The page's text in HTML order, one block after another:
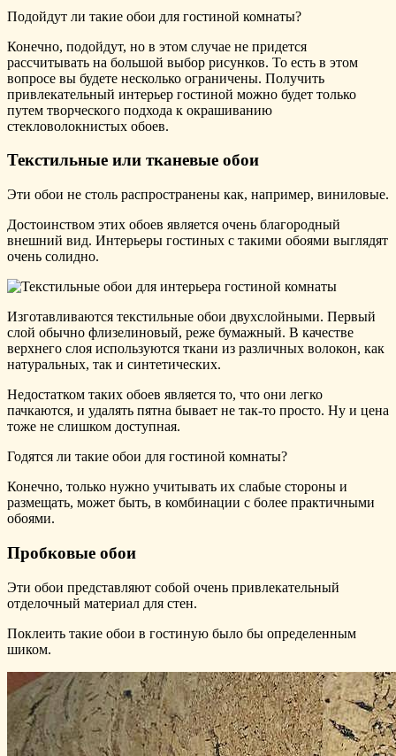
Подойдут ли такие обои для гостиной комнаты?
Конечно, подойдут, но в этом случае не придется
рассчитывать на большой выбор рисунков. То есть в этом
вопросе вы будете несколько ограничены. Получить
привлекательный интерьер гостиной можно будет только
путем творческого подхода к окрашиванию
стекловолокнистых обоев.
Текстильные или тканевые обои
Эти обои не столь распространены как, например, виниловые.
Достоинством этих обоев является очень благородный
внешний вид. Интерьеры гостиных с такими обоями выглядят
очень солидно.
Изготавливаются текстильные обои двухслойными. Первый
слой обычно флизелиновый, реже бумажный. В качестве
верхнего слоя используются ткани из различных волокон, как
натуральных, так и синтетических.
Недостатком таких обоев является то, что они легко
пачкаются, и удалять пятна бывает не так-то просто. Ну и цена
тоже не слишком доступная.
Годятся ли такие обои для гостиной комнаты?
Конечно, только нужно учитывать их слабые стороны и
размещать, может быть, в комбинации с более практичными
обоями.
Пробковые обои
Эти обои представляют собой очень привлекательный
отделочный материал для стен.
Поклеить такие обои в гостиную было бы определенным
шиком.